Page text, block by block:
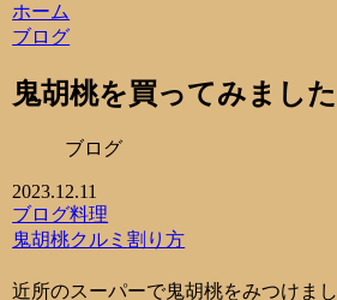
ホーム
ブログ
鬼胡桃を買ってみました
ブログ
2023.12.11
ブログ料理
鬼胡桃クルミ割り方
近所のスーパーで鬼胡桃をみつけまし